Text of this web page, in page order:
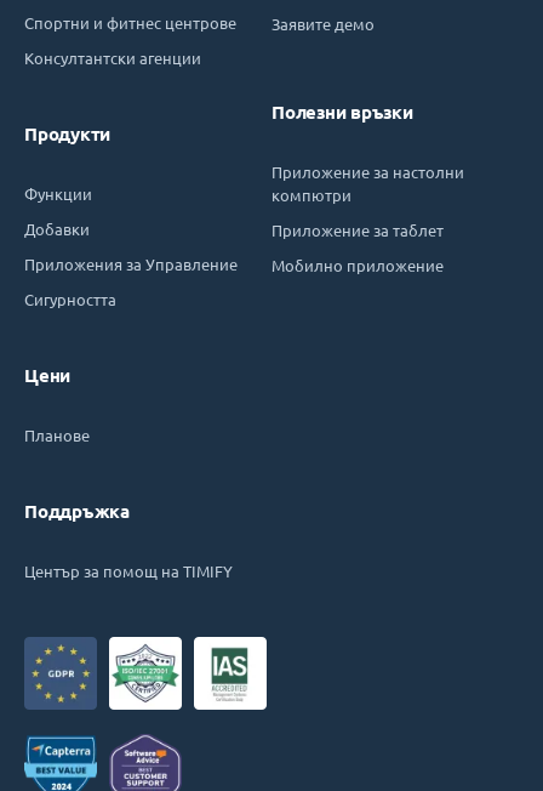
Спортни и фитнес центрове
Консултантски агенции
Продукти
Функции
Добавки
Приложения за Управление
Сигурността
Цени
Планове
Поддръжка
Център за помощ на TIMIFY
Заявите демо
Полезни връзки
Приложение за настолни
компютри
Приложение за таблет
Мобилно приложение